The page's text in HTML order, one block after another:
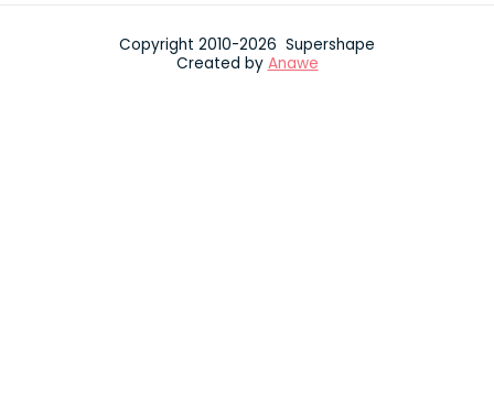
Copyright 2010-2026 Supershape
Created by Anawe